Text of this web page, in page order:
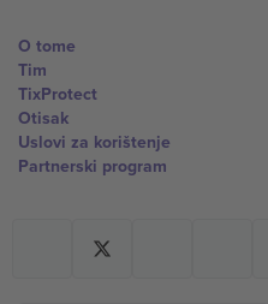
O tome
Tim
TixProtect
Otisak
Uslovi za korištenje
Partnerski program